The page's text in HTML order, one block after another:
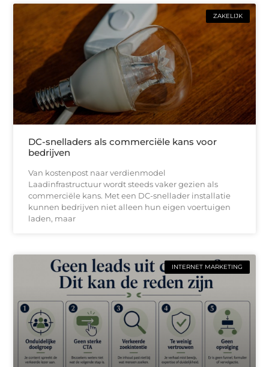
ZAKELIJK
DC-snelladers als commerciële kans voor
bedrijven
Van kostenpost naar verdienmodel
Laadinfrastructuur wordt steeds vaker gezien als
commerciële kans. Met een DC-snellader installatie
kunnen bedrijven niet alleen hun eigen voertuigen
laden, maar
INTERNET MARKETING